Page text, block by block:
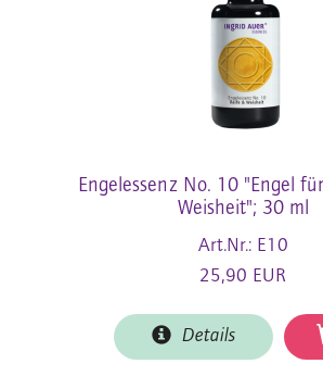
Engelessenz No. 10 "Engel
Weisheit"; 30 ml
Art.Nr.: E10
25,90 EUR
Details